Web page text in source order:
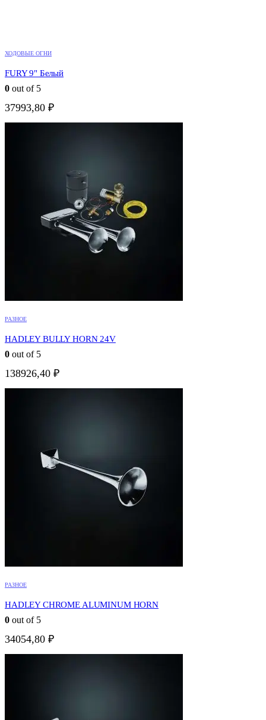
ХОДОВЫЕ ОГНИ
FURY 9" Белый
0 out of 5
37993,80 ₽
РАЗНОЕ
HADLEY BULLY HORN 24V
0 out of 5
138926,40 ₽
РАЗНОЕ
HADLEY CHROME ALUMINUM HORN
0 out of 5
34054,80 ₽